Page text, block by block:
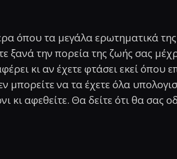
όπου τα μεγάλα ερωτηματικά
ξανά την πορεία της ζωής σας
κι αν έχετε φτάσει εκεί
μπορείτε να τα έχετε όλα
κι αφεθείτε. Θα δείτε ότι θα σας